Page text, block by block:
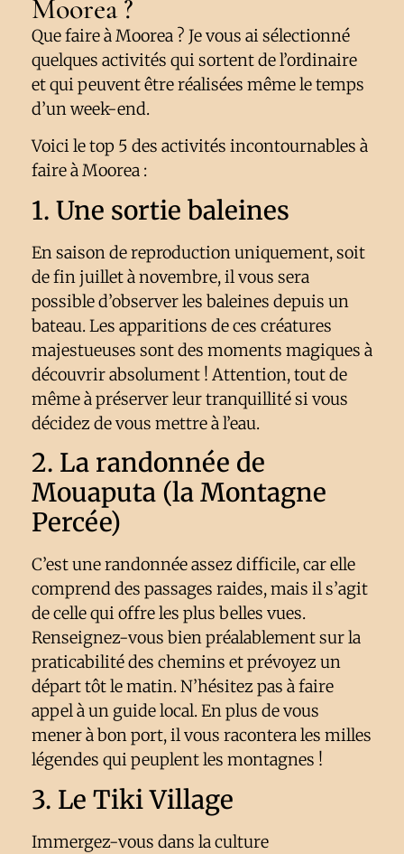
Moorea ?
Que faire à Moorea ? Je vous ai sélectionné
quelques activités qui sortent de l’ordinaire
et qui peuvent être réalisées même le temps
d’un week-end.
Voici le top 5 des activités incontournables à
faire à Moorea :
1. Une sortie baleines
En saison de reproduction uniquement, soit
de fin juillet à novembre, il vous sera
possible d’observer les baleines depuis un
bateau. Les apparitions de ces créatures
majestueuses sont des moments magiques à
découvrir absolument ! Attention, tout de
même à préserver leur tranquillité si vous
décidez de vous mettre à l’eau.
2. La randonnée de
Mouaputa (la Montagne
Percée)
C’est une randonnée assez difficile, car elle
comprend des passages raides, mais il s’agit
de celle qui offre les plus belles vues.
Renseignez-vous bien préalablement sur la
praticabilité des chemins et prévoyez un
départ tôt le matin. N’hésitez pas à faire
appel à un guide local. En plus de vous
mener à bon port, il vous racontera les milles
légendes qui peuplent les montagnes !
3. Le Tiki Village
Immergez-vous dans la culture